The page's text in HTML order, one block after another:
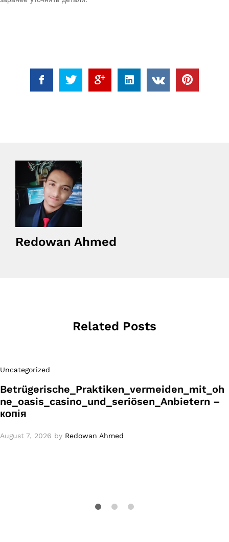
Redowan Ahmed
Related Posts
Uncategorized
Betrügerische_Praktiken_vermeiden_mit_oh
ne_oasis_casino_und_seriösen_Anbietern –
копія
August 7, 2026 by Redowan Ahmed